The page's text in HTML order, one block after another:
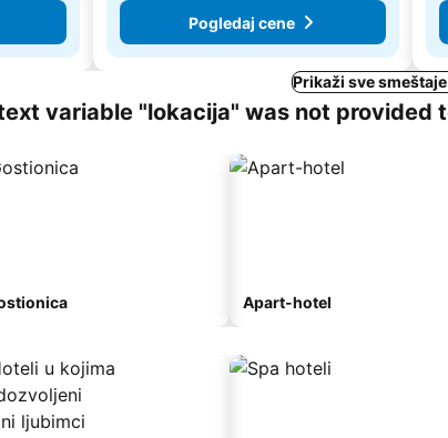
Pogledaj cene
Prikaži sve
variable "lokacija" was not provided
Apart-hotel